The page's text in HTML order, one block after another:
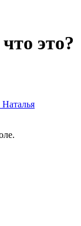
это?